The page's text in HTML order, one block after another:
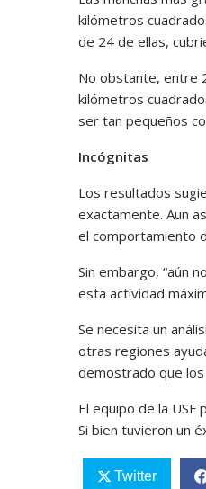
kilómetros
de 24 de ellas,
No obstante, entre
kilómetros
ser tan pequeños
Incógnitas
Los resultados
exactamente. Aun
el comportamiento
Sin embargo, “aún
esta actividad
Se necesita un
otras regiones
demostrado que
El equipo de la
Si bien tuvieron un
Twitter